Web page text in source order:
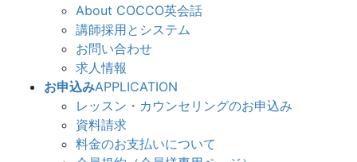
About COCCO英会話
講師採用とシステム
お問い合わせ
求人情報
お申込みAPPLICATION
レッスン・カウンセリングのお申込み
資料請求
料金のお支払いについて